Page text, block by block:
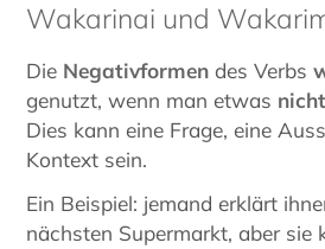
Wakarinai und
Die Negativformen des Verbs
genutzt, wenn man etwas
Dies kann eine Frage, eine
Kontext sein.
Ein Beispiel: jemand erklärt
nächsten Supermarkt, aber sie